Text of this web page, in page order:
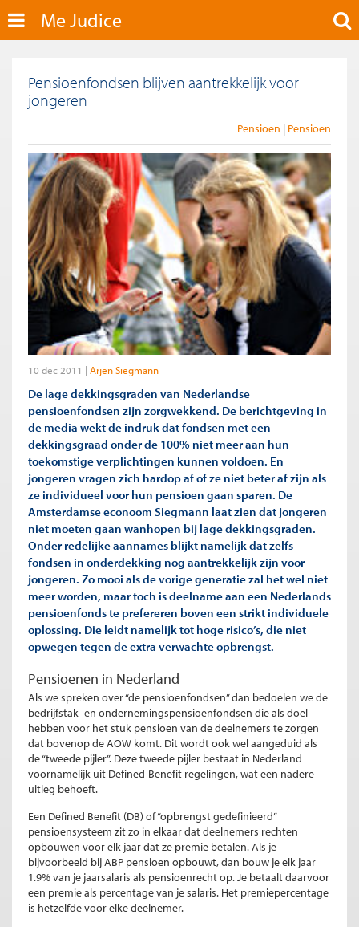
Me Judice
Pensioenfondsen blijven aantrekkelijk voor
jongeren
Pensioen Pensioen
10 dec 2011 Arjen Siegmann
De lage dekkingsgraden van Nederlandse
pensioenfondsen zijn zorgwekkend. De berichtgeving in
de media wekt de indruk dat fondsen met een
dekkingsgraad onder de 100% niet meer aan hun
toekomstige verplichtingen kunnen voldoen. En
jongeren vragen zich hardop af of ze niet beter af zijn als
ze individueel voor hun pensioen gaan sparen. De
Amsterdamse econoom Siegmann laat zien dat jongeren
niet moeten gaan wanhopen bij lage dekkingsgraden.
Onder redelijke aannames blijkt namelijk dat zelfs
fondsen in onderdekking nog aantrekkelijk zijn voor
jongeren. Zo mooi als de vorige generatie zal het wel niet
meer worden, maar toch is deelname aan een Nederlands
pensioenfonds te prefereren boven een strikt individuele
oplossing. Die leidt namelijk tot hoge risico’s, die niet
opwegen tegen de extra verwachte opbrengst.
Pensioenen in Nederland
Als we spreken over “de pensioenfondsen” dan bedoelen we de
bedrijfstak- en ondernemingspensioenfondsen die als doel
hebben voor het stuk pensioen van de deelnemers te zorgen
dat bovenop de AOW komt. Dit wordt ook wel aangeduid als
de “tweede pijler”. Deze tweede pijler bestaat in Nederland
voornamelijk uit Defined-Benefit regelingen, wat een nadere
uitleg behoeft.
Een Defined Benefit (DB) of “opbrengst gedefinieerd”
pensioensysteem zit zo in elkaar dat deelnemers rechten
opbouwen voor elk jaar dat ze premie betalen. Als je
bijvoorbeeld bij ABP pensioen opbouwt, dan bouw je elk jaar
1.9% van je jaarsalaris als pensioenrecht op. Je betaalt daarvoor
een premie als percentage van je salaris. Het premiepercentage
is hetzelfde voor elke deelnemer.